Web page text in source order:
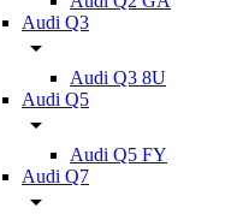
Audi Q3
Audi Q3 8U
Audi Q5
Audi Q5 FY
Audi Q7